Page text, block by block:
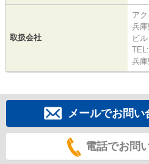
取扱会社
ア
兵
ビ
兵
メールでお問い
電話でお問